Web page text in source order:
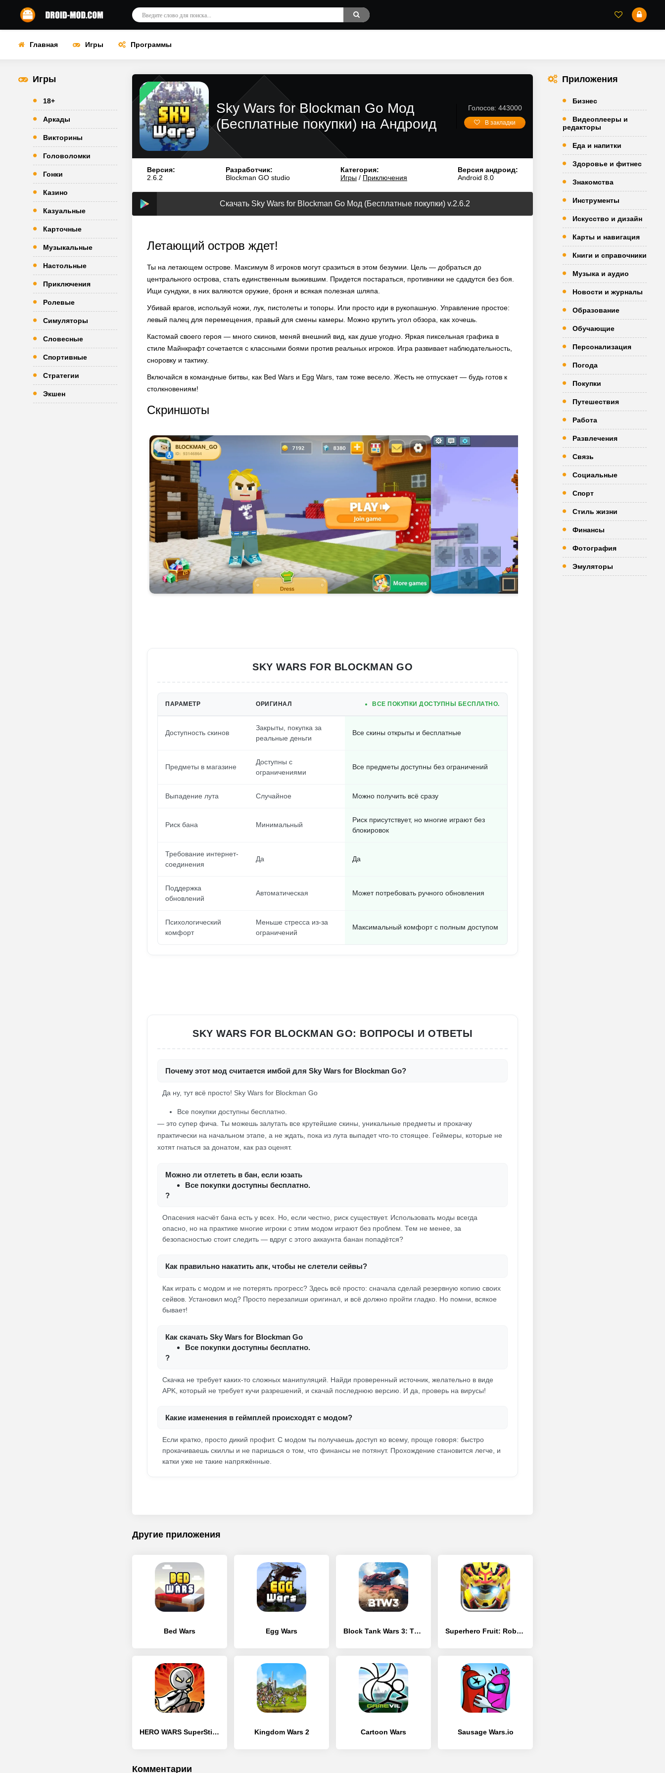
Главная Игры Программы
Игры
18+
Аркады
Викторины
Головоломки
Гонки
Казино
Казуальные
Карточные
Музыкальные
Настольные
Приключения
Ролевые
Симуляторы
Словесные
Спортивные
Стратегии
Экшен
Sky Wars for Blockman Go Мод
(Бесплатные покупки) на Андроид
Голосов: 443000
В закладки
Версия:
2.6.2
Разработчик:
Blockman GO studio
Категория:
Игры / Приключения
Версия андроид:
Android 8.0
Скачать Sky Wars for Blockman Go Мод (Бесплатные покупки) v.2.6.2
Летающий остров ждет!
Ты на летающем острове. Максимум 8 игроков могут сразиться в этом безумии. Цель — добраться до
центрального острова, стать единственным выжившим. Придется постараться, противники не сдадутся без боя.
Ищи сундуки, в них валяются оружие, броня и всякая полезная шляпа.
Убивай врагов, используй ножи, лук, пистолеты и топоры. Или просто иди в рукопашную. Управление простое:
левый палец для перемещения, правый для смены камеры. Можно крутить угол обзора, как хочешь.
Кастомай своего героя — много скинов, меняй внешний вид, как душе угодно. Яркая пиксельная графика в
стиле Майнкрафт сочетается с классными боями против реальных игроков. Игра развивает наблюдательность,
сноровку и тактику.
Включайся в командные битвы, как Bed Wars и Egg Wars, там тоже весело. Жесть не отпускает — будь готов к
столкновениям!
Скриншоты
SKY WARS FOR BLOCKMAN GO
ПАРАМЕТР ОРИГИНАЛ ВСЕ ПОКУПКИ ДОСТУПНЫ БЕСПЛАТНО.
Доступность скинов
Закрыты, покупка за
реальные деньги
Все скины открыты и бесплатные
Предметы в магазине
Доступны с
ограничениями
Все предметы доступны без ограничений
Выпадение лута Случайное Можно получить всё сразу
Риск бана Минимальный
Риск присутствует, но многие играют без
блокировок
Требование интернет-
соединения
Да Да
Поддержка
обновлений
Автоматическая Может потребовать ручного обновления
Психологический
комфорт
Меньше стресса из-за
ограничений
Максимальный комфорт с полным доступом
SKY WARS FOR BLOCKMAN GO: ВОПРОСЫ И ОТВЕТЫ
Почему этот мод считается имбой для Sky Wars for Blockman Go?
Да ну, тут всё просто! Sky Wars for Blockman Go
Все покупки доступны бесплатно.
— это супер фича. Ты можешь залутать все крутейшие скины, уникальные предметы и прокачку
практически на начальном этапе, а не ждать, пока из лута выпадет что-то стоящее. Геймеры, которые не
хотят гнаться за донатом, как раз оценят.
Можно ли отлететь в бан, если юзать
Все покупки доступны бесплатно.
?
Опасения насчёт бана есть у всех. Но, если честно, риск существует. Использовать моды всегда
опасно, но на практике многие игроки с этим модом играют без проблем. Тем не менее, за
безопасностью стоит следить — вдруг с этого аккаунта банан попадётся?
Как правильно накатить апк, чтобы не слетели сейвы?
Как играть с модом и не потерять прогресс? Здесь всё просто: сначала сделай резервную копию своих
сейвов. Установил мод? Просто перезапиши оригинал, и всё должно пройти гладко. Но помни, всякое
бывает!
Как скачать Sky Wars for Blockman Go
Все покупки доступны бесплатно.
?
Скачка не требует каких-то сложных манипуляций. Найди проверенный источник, желательно в виде
APK, который не требует кучи разрешений, и скачай последнюю версию. И да, проверь на вирусы!
Какие изменения в геймплей происходят с модом?
Если кратко, просто дикий профит. С модом ты получаешь доступ ко всему, проще говоря: быстро
прокачиваешь скиллы и не паришься о том, что финансы не потянут. Прохождение становится легче, и
катки уже не такие напряжённые.
Другие приложения
Bed Wars Egg Wars Block Tank Wars 3: Танк Шутер Superhero Fruit: Robot Wars – Future Battles
HERO WARS SuperStickmanDefense Kingdom Wars 2 Cartoon Wars Sausage Wars.io
Комментарии
Приложения
Бизнес
Видеоплееры и
редакторы
Еда и напитки
Здоровье и фитнес
Знакомства
Инструменты
Искусство и дизайн
Карты и навигация
Книги и справочники
Музыка и аудио
Новости и журналы
Образование
Обучающие
Персонализация
Погода
Покупки
Путешествия
Работа
Развлечения
Связь
Социальные
Спорт
Стиль жизни
Финансы
Фотография
Эмуляторы